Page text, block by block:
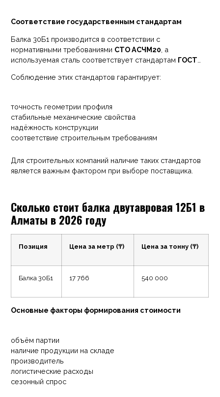
Соответствие государственным стандартам
Балка 30Б1 производится в соответствии с
нормативными требованиями СТО АСЧМ20 , а
используемая сталь соответствует стандартам ГОСТ
Соблюдение этих стандартов гарантирует:
точность геометрии профиля
стабильные механические свойства
надёжность конструкции
соответствие строительным требованиям
Для строительных компаний наличие таких стандартов
является важным фактором при выборе поставщика.
Сколько стоит балка двутавровая 12Б1 в
Алматы в 2026 году
Позиция Цена за метр (₸) Цена за тонну (₸)
Балка 30Б1 17 766 540 000
Основные факторы формирования стоимости
объём партии
наличие продукции на складе
производитель
логистические расходы
сезонный спрос